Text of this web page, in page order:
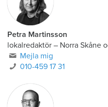
Petra Martinsson
lokalredaktör – Norra Skåne
Mejla mig
010-459 17 31